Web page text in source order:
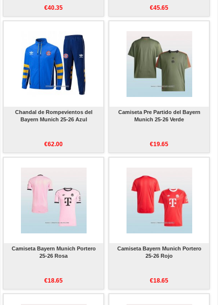
€40.35 €45.65
Chandal de Rompevientos del
Bayern Munich 25-26 Azul
€62.00
Camiseta Pre Partido del Bayern
Munich 25-26 Verde
€19.65
Camiseta Bayern Munich Portero
25-26 Rosa
€18.65
Camiseta Bayern Munich Portero
25-26 Rojo
€18.65